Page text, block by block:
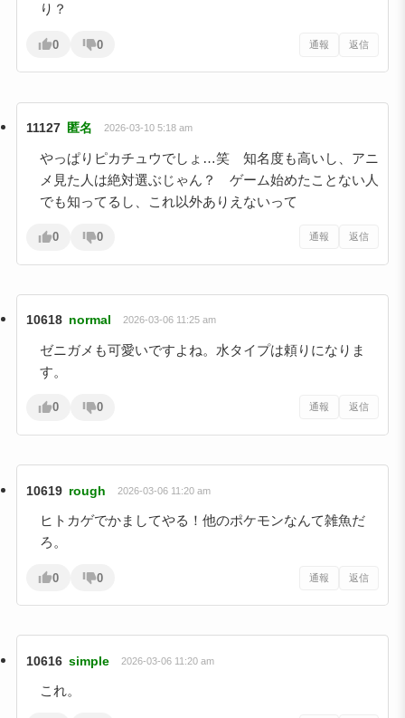
り？
0 0 通報 返信
11127 匿名 2026-03-10 5:18 am
やっぱりピカチュウでしょ…笑 知名度も高いし、アニ
メ見た人は絶対選ぶじゃん？ ゲーム始めたことない人
でも知ってるし、これ以外ありえないって
0 0 通報 返信
10618 normal 2026-03-06 11:25 am
ゼニガメも可愛いですよね。水タイプは頼りになりま
す。
0 0 通報 返信
10619 rough 2026-03-06 11:20 am
ヒトカゲでかましてやる！他のポケモンなんて雑魚だ
ろ。
0 0 通報 返信
10616 simple 2026-03-06 11:20 am
これ。